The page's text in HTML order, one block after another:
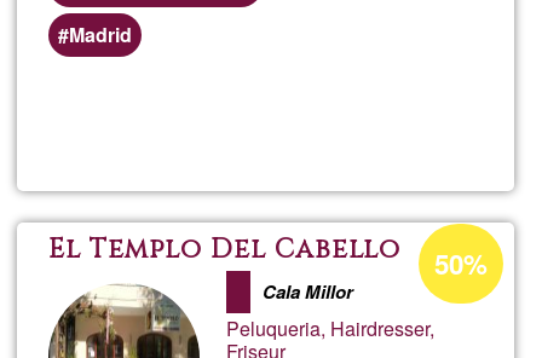
Madrid
El Templo Del Cabello
Cala Millor
Peluqueria, Hairdresser,
Friseur
Porcentaje
de
aceptación
de
50%